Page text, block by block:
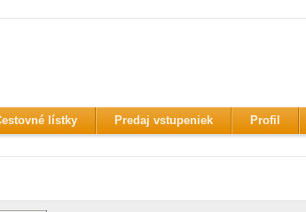
lístky Predaj vstupeniek Profil